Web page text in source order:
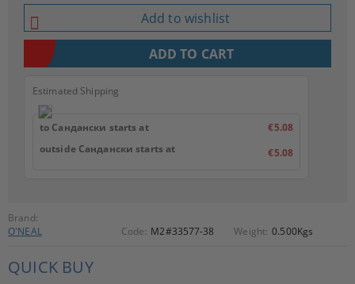
Brand:
O'NEAL
Code: M2#33577-38 Weight: 0.500Kgs
QUICK BUY
Add to wishlist
Estimated Shipping
to Сандански starts at
€5.08
outside Сандански starts at
€5.08